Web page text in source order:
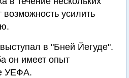
усилить
в "Бней Йегуде".
он имеет опыт
УЕФА.